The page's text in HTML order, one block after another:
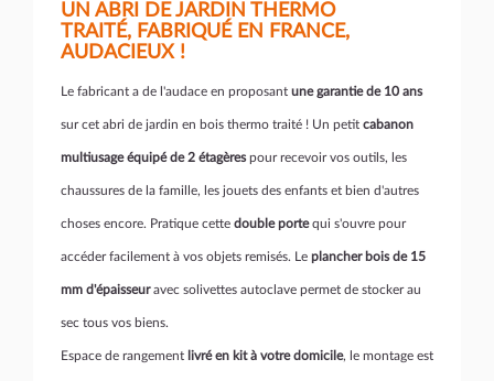
UN ABRI DE JARDIN THERMO
TRAITÉ, FABRIQUÉ EN FRANCE,
AUDACIEUX !
Le fabricant a de l'audace en proposant une garantie de 10 ans
sur cet abri de jardin en bois thermo traité ! Un petit cabanon
multiusage équipé de 2 étagèrespour recevoir vos outils, les
chaussures de la famille, les jouets des enfants et bien d'autres
choses encore. Pratique cette double portequi s'ouvre pour
accéder facilement à vos objets remisés. Le plancher bois de 15
mm d'épaisseuravec solivettes autoclave permet de stocker au
sec tous vos biens.
Espace de rangement livré en kit à votre domicile, le montage est